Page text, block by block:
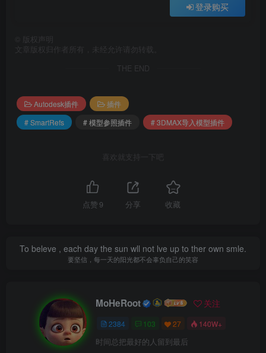
其他插件。
登录购买
版权声明
文章版权归作者所有，未经允许请勿转载。
THE END
Autodesk插件
插件
# SmartRefs
# 模型参照插件 # 3DMAX导入模型插件
喜欢就支持一下吧
点赞 9 分享 收藏
To beleve , each day the sun wll not lve up to ther own smle.
要坚信，每一天的阳光都不会辜负自己的笑容
MoHeRoot 关注
2384 103 27 140W+
时间总把最好的人留到最后